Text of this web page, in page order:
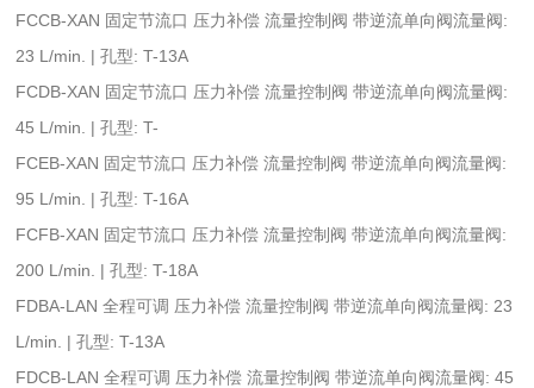
FCCB-XAN 固定节流口 压力补偿 流量控制阀 带逆流单向阀流量阀:
23 L/min. | 孔型: T-13A
FCDB-XAN 固定节流口 压力补偿 流量控制阀 带逆流单向阀流量阀:
45 L/min. | 孔型: T-
FCEB-XAN 固定节流口 压力补偿 流量控制阀 带逆流单向阀流量阀:
95 L/min. | 孔型: T-16A
FCFB-XAN 固定节流口 压力补偿 流量控制阀 带逆流单向阀流量阀:
200 L/min. | 孔型: T-18A
FDBA-LAN 全程可调 压力补偿 流量控制阀 带逆流单向阀流量阀: 23
L/min. | 孔型: T-13A
FDCB-LAN 全程可调 压力补偿 流量控制阀 带逆流单向阀流量阀: 45